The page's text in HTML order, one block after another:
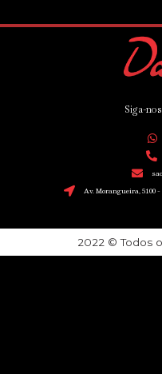
Siga-
Av. Morangueira, 5100
2022 © Todos